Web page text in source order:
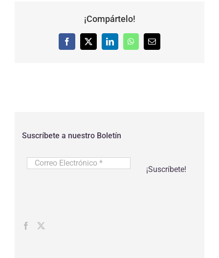
¡Compártelo!
Facebook
X LinkedInWhatsAppCorreo
Suscríbete a nuestro Boletín
Correo